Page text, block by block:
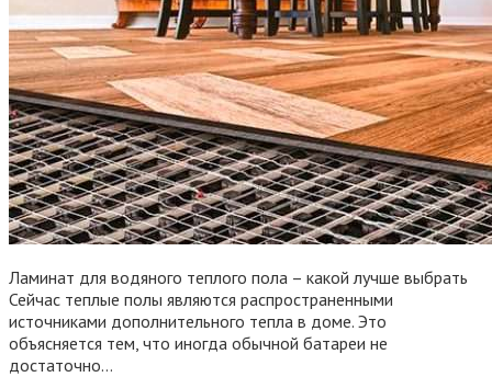
Ламинат для водяного теплого пола – какой лучше выбрать
Сейчас теплые полы являются распространенными
источниками дополнительного тепла в доме. Это
объясняется тем, что иногда обычной батареи не
достаточно…